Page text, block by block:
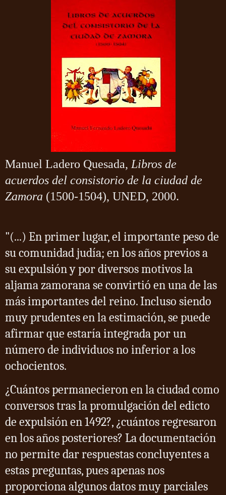
Manuel Ladero Quesada, Libros de
acuerdos del consistorio de la ciudad de
Zamora (1500-1504), UNED, 2000.
"(...) En primer lugar, el importante peso de
su comunidad judía; en los años previos a
su expulsión y por diversos motivos la
aljama zamorana se convirtió en una de las
más importantes del reino. Incluso siendo
muy prudentes en la estimación, se puede
afirmar que estaría integrada por un
número de individuos no inferior a los
ochocientos.
¿Cuántos permanecieron en la ciudad como
conversos tras la promulgación del edicto
de expulsión en 1492?, ¿cuántos regresaron
en los años posteriores? La documentación
no permite dar respuestas concluyentes a
estas preguntas, pues apenas nos
proporciona algunos datos muy parciales